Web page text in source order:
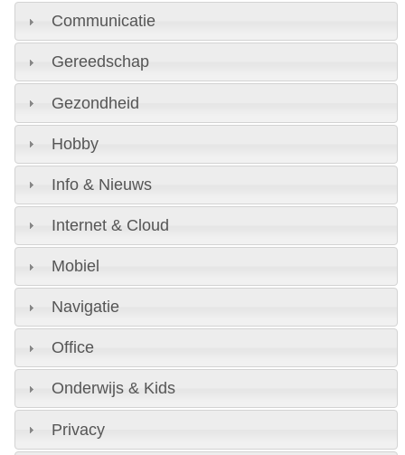
Communicatie
Gereedschap
Gezondheid
Hobby
Info & Nieuws
Internet & Cloud
Mobiel
Navigatie
Office
Onderwijs & Kids
Privacy